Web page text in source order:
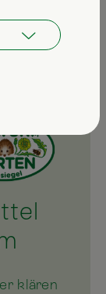
klären